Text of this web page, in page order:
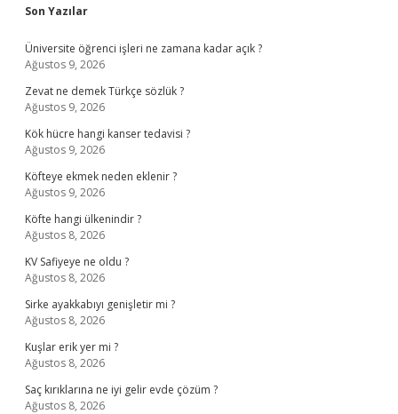
Sidebar
Son Yazılar
Üniversite öğrenci işleri ne zamana kadar açık ?
Ağustos 9, 2026
Zevat ne demek Türkçe sözlük ?
Ağustos 9, 2026
Kök hücre hangi kanser tedavisi ?
Ağustos 9, 2026
Köfteye ekmek neden eklenir ?
Ağustos 9, 2026
Köfte hangi ülkenindir ?
Ağustos 8, 2026
KV Safiyeye ne oldu ?
Ağustos 8, 2026
Sirke ayakkabıyı genişletir mi ?
Ağustos 8, 2026
Kuşlar erik yer mi ?
Ağustos 8, 2026
Saç kırıklarına ne iyi gelir evde çözüm ?
Ağustos 8, 2026